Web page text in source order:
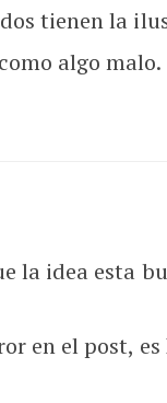
tienen la
algo malo.
la idea esta
en el post,